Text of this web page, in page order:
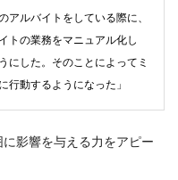
アルバイトをしている際に、
トの業務をマニュアル化し
にした。そのことによってミ
行動するようになった」
影響を与える力をアピー